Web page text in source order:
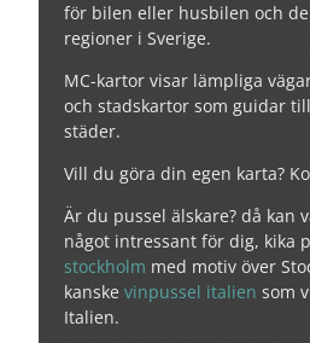
för bilen eller husbilen och
regioner i Sverige.
MC-kartor visar lämpliga
och stadskartor som guidar
städer.
Vill du göra din egen karta?
Är du pussel älskare? då kan
något intressant för dig, kika
stockholm med motiv över
kanskevinpussel italien som
Italien.